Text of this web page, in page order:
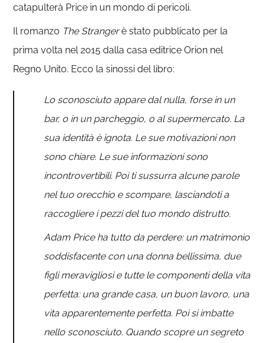
catapulterà Price in un mondo di pericoli.
Il romanzo The Strangerè stato pubblicato per la
prima volta nel 2015 dalla casa editrice Orion nel
Regno Unito. Ecco la sinossi del libro:
Lo sconosciuto appare dal nulla, forse in un
bar, o in un parcheggio, o al supermercato. La
sua identità è ignota. Le sue motivazioni non
sono chiare. Le sue informazioni sono
incontrovertibili. Poi ti sussurra alcune parole
nel tuo orecchio e scompare, lasciandoti a
raccogliere i pezzi del tuo mondo distrutto.
Adam Price ha tutto da perdere: un matrimonio
soddisfacente con una donna bellissima, due
figli meravigliosi e tutte le componenti della vita
perfetta: una grande casa, un buon lavoro, una
vita apparentemente perfetta. Poi si imbatte
nello sconosciuto. Quando scopre un segreto